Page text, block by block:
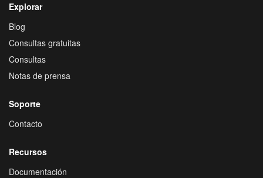
Explorar
Blog
Consultas gratuitas
Consultas
Notas de prensa
Soporte
Contacto
Recursos
Documentación